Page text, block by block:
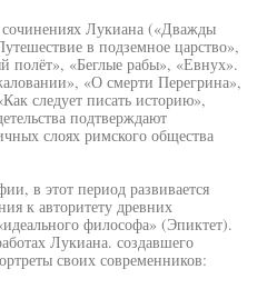
Лукиана («Дважды
в подземное царство»,
полёт», «Беглые рабы», «Евнух».
«О смерти Перегрина»,
следует писать историю»,
подтверждают
слоях римского общества
в этот период развивается
к авторитету древних
философа» (Эпиктет).
Лукиана. создавшего
своих современников: